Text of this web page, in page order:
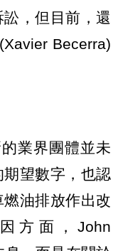
，但目前，還
Becerra)
業界團體並未
望數字，也認
油排放作出改
方面，John